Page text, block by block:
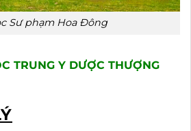
Sư phạm Hoa Đông
TRUNG Y DƯỢC THƯỢNG